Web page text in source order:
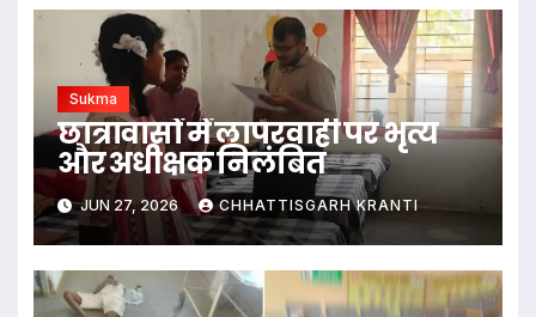
Sukma
छात्रावासों में लापरवाही पर भृत्य
और अधीक्षक निलंबित
JUN 27, 2026 CHHATTISGARH KRANTI